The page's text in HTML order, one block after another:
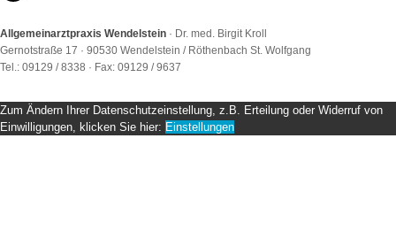
Allgemeinarztpraxis Wendelstein · Dr. med. Birgit Kroll
Gernotstraße 17 · 90530 Wendelstein / Röthenbach St. Wolfgang
Tel.: 09129 / 8338 · Fax: 09129 / 9637
Zum Ändern Ihrer Datenschutzeinstellung, z.B. Erteilung oder Widerruf von
Einwilligungen, klicken Sie hier: Einstellungen